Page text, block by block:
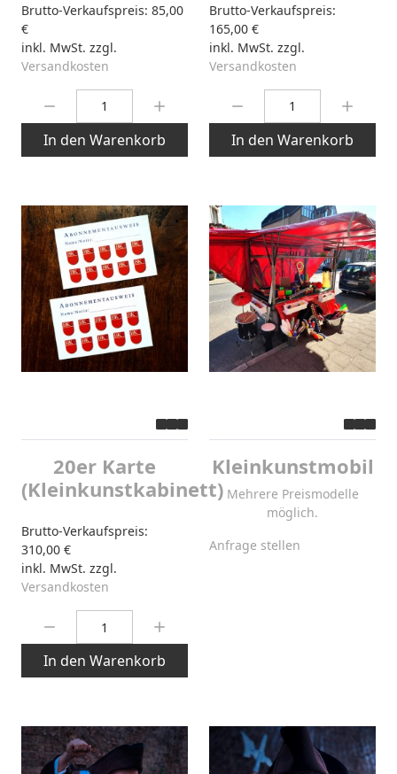
Brutto-Verkaufspreis: 85,00
€
inkl. MwSt. zzgl.
Versandkosten
In den Warenkorb
Brutto-Verkaufspreis:
165,00 €
inkl. MwSt. zzgl.
Versandkosten
In den Warenkorb
20er Karte
(Kleinkunstkabinett)
Brutto-Verkaufspreis:
310,00 €
inkl. MwSt. zzgl.
Versandkosten
In den Warenkorb
Kleinkunstmobil
Mehrere Preismodelle
möglich.
Anfrage stellen